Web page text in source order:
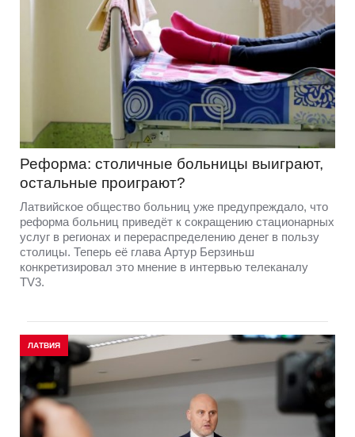
Реформа: столичные больницы выиграют,
остальные проиграют?
Латвийское общество больниц уже предупреждало, что
реформа больниц приведёт к сокращению стационарных
услуг в регионах и перераспределению денег в пользу
столицы. Теперь её глава Артур Берзиньш
конкретизировал это мнение в интервью телеканалу
TV3.
ЛАТВИЯ